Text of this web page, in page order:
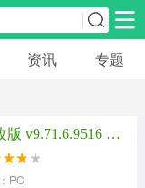
安卓游戏
资讯 专题
福昕pdf编辑器个人版修改版 v9.71.6.9516 最新版
PC